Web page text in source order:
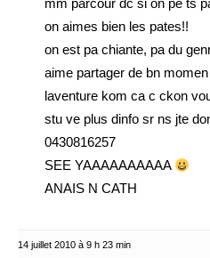
mm parcour dc si on pe ts
on aimes bien les pates!!
on est pa chiante, pa du
aime partager de bn
laventure kom ca c ckon
stu ve plus dinfo sr ns jte
0430816257
SEE YAAAAAAAAAA
ANAIS N CATH
14 juillet 2010 à 9 h 23 min